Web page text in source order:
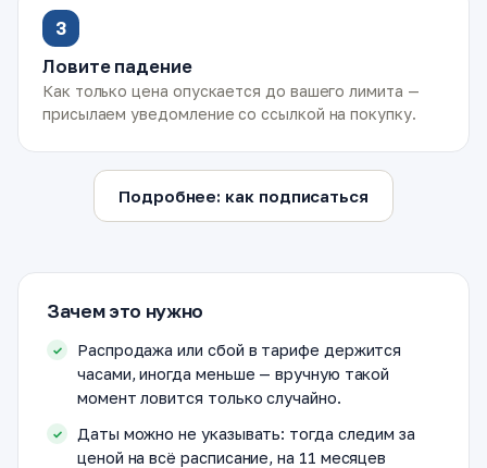
3
Ловите падение
Как только цена опускается до вашего лимита —
присылаем уведомление со ссылкой на покупку.
Подробнее: как подписаться
Зачем это нужно
Распродажа или сбой в тарифе держится
часами, иногда меньше — вручную такой
момент ловится только случайно.
Даты можно не указывать: тогда следим за
ценой на всё расписание, на 11 месяцев